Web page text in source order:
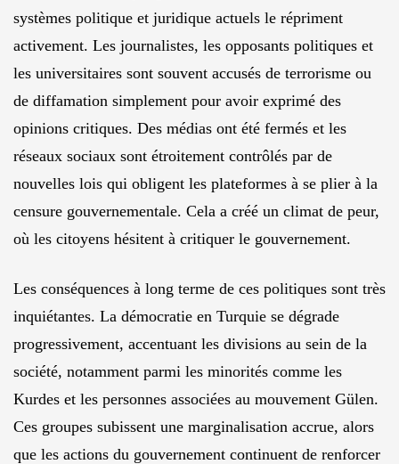
systèmes politique et juridique actuels le répriment
activement. Les journalistes, les opposants politiques et
les universitaires sont souvent accusés de terrorisme ou
de diffamation simplement pour avoir exprimé des
opinions critiques. Des médias ont été fermés et les
réseaux sociaux sont étroitement contrôlés par de
nouvelles lois qui obligent les plateformes à se plier à la
censure gouvernementale. Cela a créé un climat de peur,
où les citoyens hésitent à critiquer le gouvernement.
Les conséquences à long terme de ces politiques sont très
inquiétantes. La démocratie en Turquie se dégrade
progressivement, accentuant les divisions au sein de la
société, notamment parmi les minorités comme les
Kurdes et les personnes associées au mouvement Gülen.
Ces groupes subissent une marginalisation accrue, alors
que les actions du gouvernement continuent de renforcer